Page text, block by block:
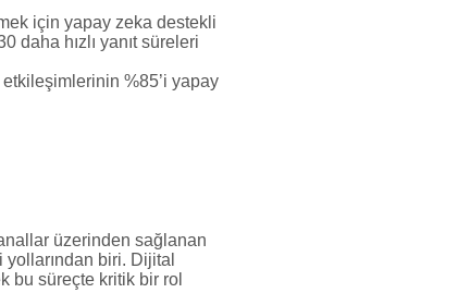
için yapay zeka destekli
daha hızlı yanıt süreleri
etkileşimlerinin %85’i yapay
üzerinden sağlanan
yollarından biri. Dijital
bu süreçte kritik bir rol